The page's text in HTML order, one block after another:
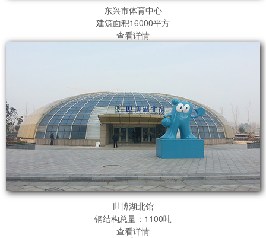
东兴市体育中心
建筑面积16000平方
查看详情
世博湖北馆
钢结构总量：1100吨
查看详情